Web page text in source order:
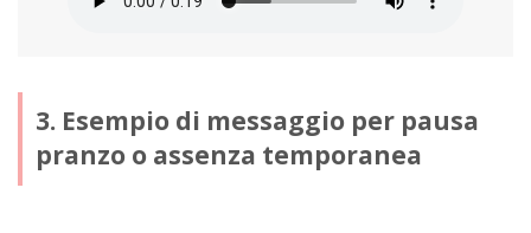
3. Esempio di messaggio per pausa
pranzo o assenza temporanea